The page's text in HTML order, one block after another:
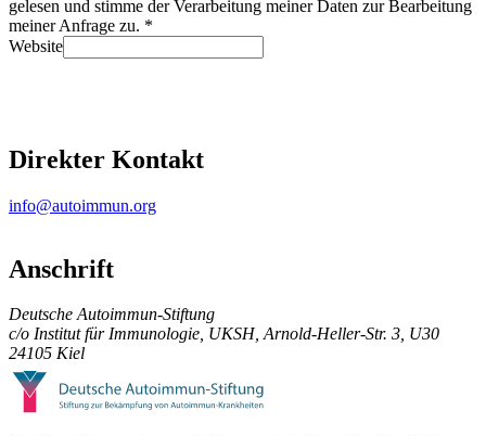
gelesen und stimme der Verarbeitung meiner Daten zur Bearbeitung
meiner Anfrage zu. *
Website
Direkter Kontakt
info@autoimmun.org
Anschrift
Deutsche Autoimmun-Stiftung
c/o Institut für Immunologie, UKSH, Arnold-Heller-Str. 3, U30
24105 Kiel